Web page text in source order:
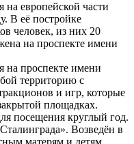
европейской части
. В её постройке
человек, из них 20
на проспекте имени
на проспекте имени
территорию с
и игр, которые
площадках.
посещения круглый год.
. Возведён в